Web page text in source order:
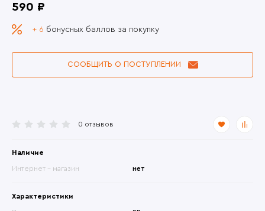
0 отзывов
Наличие
Интернет - магазин нет
Характеристики
590 ₽
+ 6 бонусных баллов за покупку
СООБЩИТЬ О ПОСТУПЛЕНИИ